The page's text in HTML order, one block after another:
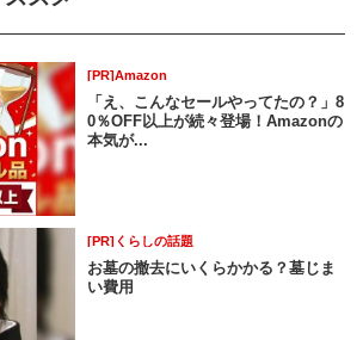
[PR]Amazon
「え、こんなセールやってたの？」8
0％OFF以上が続々登場！Amazonの
本気が...
[PR]くらしの話題
お墓の撤去にいくらかかる？墓じま
い費用